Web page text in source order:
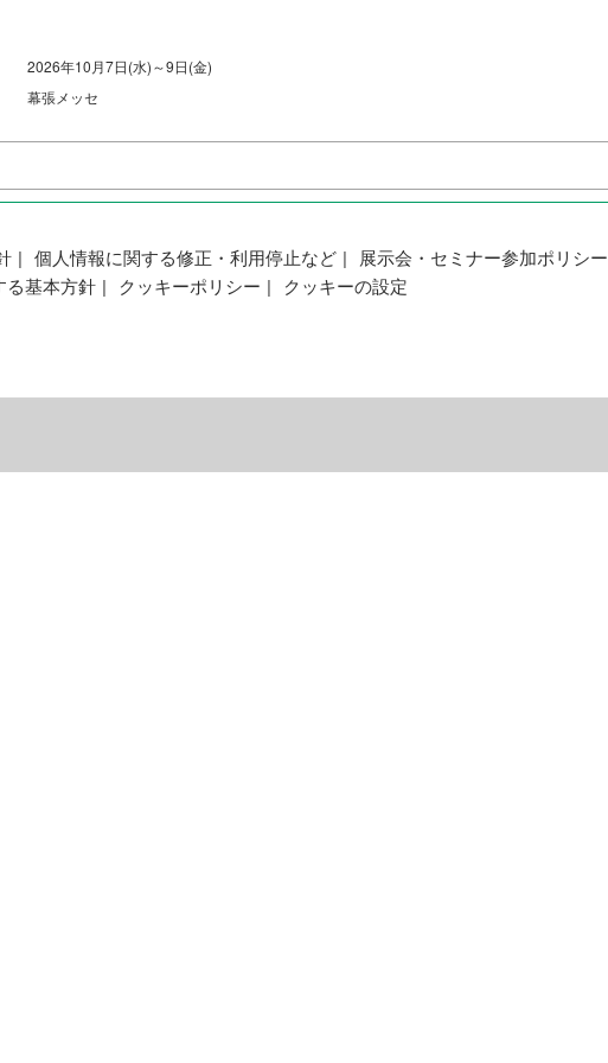
2026年10月7日(水)～9日(金)
幕張メッセ
個人情報に関する修正・利用停止など 展示会・セミナー参加ポリシー
る基本方針
クッキーポリシー クッキーの設定